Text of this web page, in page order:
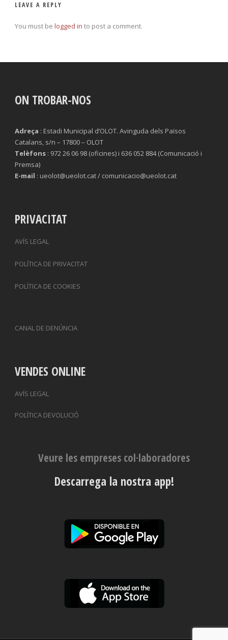
LEAVE A REPLY
You must be logged in to post a comment.
ON TROBAR-NOS
Adreça : Estadi Municipal d’OLOT. Avinguda dels Països
Catalans, s/n – 17800 – OLOT
Telèfons : 972 26 06 98 (oficines) i 636 052 884 (Comunicació i
Premsa)
E-mail : ueolot@ueolot.cat / comunicacio@ueolot.cat
PRIVACITAT
AVÍS LEGAL
POLÍTICA DE PRIVACITAT
POLÍTICA DE COOKIES
CANAL DE DENÚNCIA
VENDES ONLINE
AVÍS LEGAL
POLÍTICA DEVOLUCIÓ
Veure les empreses col·laboradores
Descarrega la nostra app!